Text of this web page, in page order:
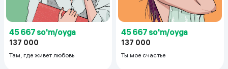
45 667 so'm/oyga
137 000
Там, где живет любовь
45 667 so'm/oyga
137 000
Ты мое счастье